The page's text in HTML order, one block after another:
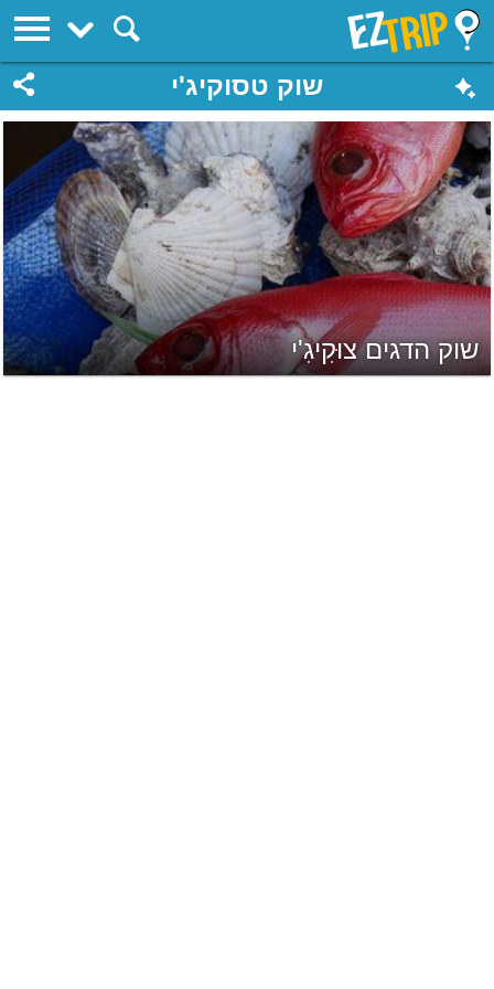
EZTrip
שוק טסוקיג'י
שוק הדגים צוּקִיגִ'י